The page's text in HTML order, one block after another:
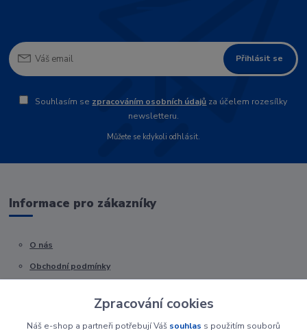
Přihlásit se
Souhlasím se zpracováním osobních údajů za účelem rozesílky
newsletteru.
Můžete se kdykoli odhlásit.
Informace pro zákazníky
O nás
Obchodní podmínky
Zpracování cookies
Náš e-shop a partneři potřebují Váš souhlas s použitím souborů